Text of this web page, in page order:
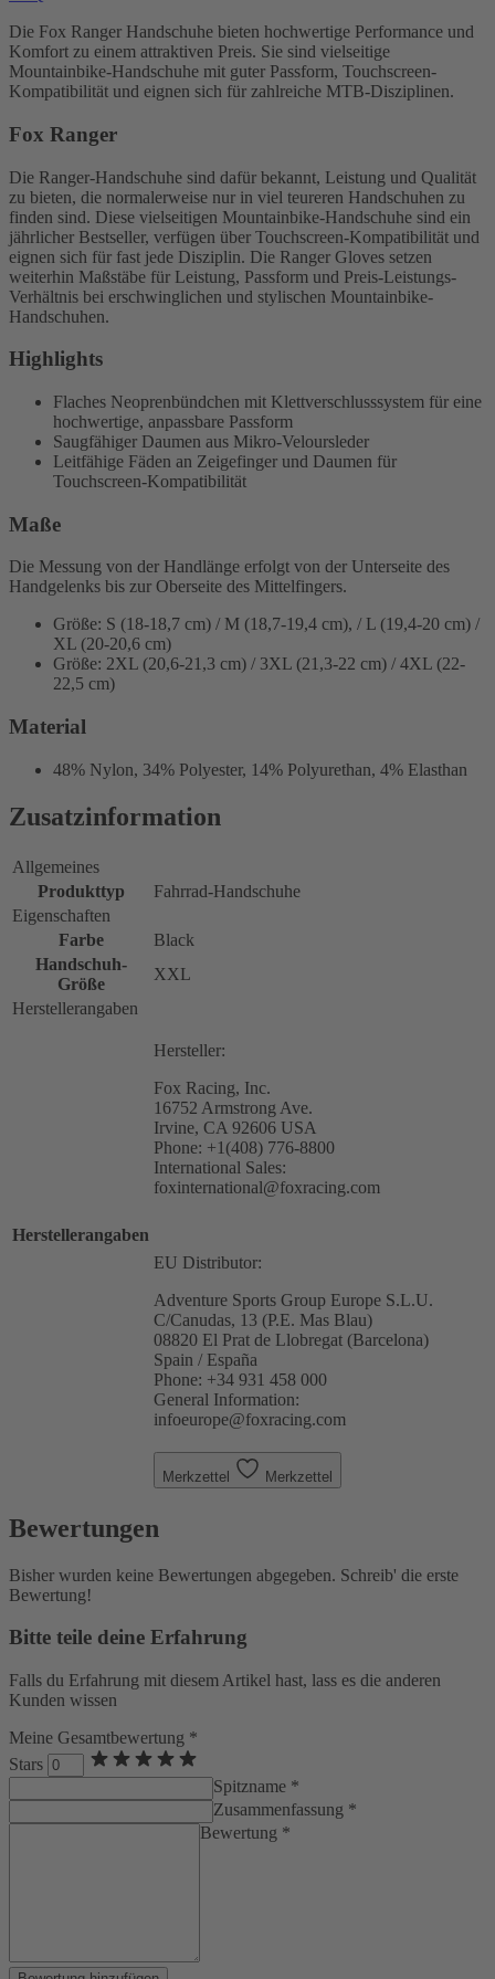
Die Fox Ranger Handschuhe bieten hochwertige Performance und
Komfort zu einem attraktiven Preis. Sie sind vielseitige
Mountainbike-Handschuhe mit guter Passform, Touchscreen-
Kompatibilität und eignen sich für zahlreiche MTB-Disziplinen.
Fox Ranger
Die Ranger-Handschuhe sind dafür bekannt, Leistung und Qualität
zu bieten, die normalerweise nur in viel teureren Handschuhen zu
finden sind. Diese vielseitigen Mountainbike-Handschuhe sind ein
jährlicher Bestseller, verfügen über Touchscreen-Kompatibilität und
eignen sich für fast jede Disziplin. Die Ranger Gloves setzen
weiterhin Maßstäbe für Leistung, Passform und Preis-Leistungs-
Verhältnis bei erschwinglichen und stylischen Mountainbike-
Handschuhen.
Highlights
Flaches Neoprenbündchen mit Klettverschlusssystem für eine
hochwertige, anpassbare Passform
Saugfähiger Daumen aus Mikro-Veloursleder
Leitfähige Fäden an Zeigefinger und Daumen für
Touchscreen-Kompatibilität
Maße
Die Messung von der Handlänge erfolgt von der Unterseite des
Handgelenks bis zur Oberseite des Mittelfingers.
Größe: S (18-18,7 cm) / M (18,7-19,4 cm), / L (19,4-20 cm) /
XL (20-20,6 cm)
Größe: 2XL (20,6-21,3 cm) / 3XL (21,3-22 cm) / 4XL (22-
22,5 cm)
Material
48% Nylon, 34% Polyester, 14% Polyurethan, 4% Elasthan
Zusatzinformation
Allgemeines
Produkttyp
Fahrrad-Handschuhe
Eigenschaften
Farbe
Black
Handschuh-
Größe
XXL
Herstellerangaben
Herstellerangaben
Hersteller:
Fox Racing, Inc.
16752 Armstrong Ave.
Irvine, CA 92606 USA
Phone: +1(408) 776-8800
International Sales:
foxinternational@foxracing.com
EU Distributor:
Adventure Sports Group Europe S.L.U.
C/Canudas, 13 (P.E. Mas Blau)
08820 El Prat de Llobregat (Barcelona)
Spain / España
Phone: +34 931 458 000
General Information:
infoeurope@foxracing.com
Merkzettel Merkzettel
Bewertungen
Bisher wurden keine Bewertungen abgegeben. Schreib' die erste
Bewertung!
Bitte teile deine Erfahrung
Falls du Erfahrung mit diesem Artikel hast, lass es die anderen
Kunden wissen
Meine Gesamtbewertung *
Stars
Spitzname *
Zusammenfassung *
Bewertung *